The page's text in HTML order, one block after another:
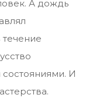
А дождь
течение
И